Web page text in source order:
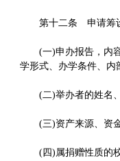
第十二条 申请筹设
(一)申办报告，内容
学形式、办学条件、
(二)举办者的姓名、
(三)资产来源、资金
(四)属捐赠性质的校